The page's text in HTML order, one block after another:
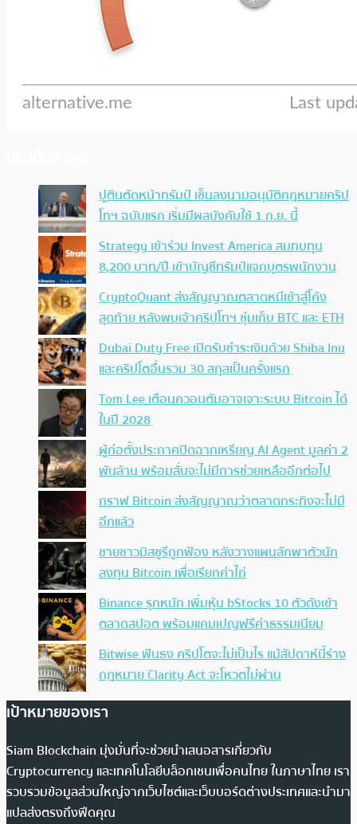
ปูตินตัดหน้าทรัมป์ เซ็นลงนามอนุมัติกฎหมายคริป
โทฯ ฉบับแรก เริ่มมีผลบังคับใช้ 1 ก.ย. นี้
Strategy เข้าร่วม Invest America สมทบทุน
8,200 บาท/ปี เข้าบัญชีทรัมป์แจกบุตรพนักงาน
CryptoQuant ส่งสัญญาณตลาดหมีเข้าสู่โค้ง
สุดท้าย หลังพบเจ้าคริปโทฯ ซุ่มเก็บ BTC และ ETH
Dubai Duty Free เปิดรับชำระเงินด้วย Shiba Inu
และคริปโตอื่นรวม 30 สกุลเป็นครั้งแรก
Tom Lee เตือนควอนตัมอาจเจาะระบบ Bitcoin ได้
ในปี 2028
ผู้ก่อตั้งประกาศปิดฉากเหรียญ AI Agent มูลค่า 2
พันล้าน พร้อมลั่นจะไม่มีการช่วยเหลืออีกต่อไป
กราฟ Bitcoin ส่งสัญญาณว่าตลาดกระทิงจะไม่มี
อีกแล้ว
ชายชาวมิสซูรีถูกฟ้อง หลังวางแผนลักพาตัวนัก
ลงทุน Bitcoin เพื่อเรียกค่าไถ่
Binance รุกหนัก เพิ่มหุ้น bStocks 10 ตัวดังเข้า
ตลาดสปอต พร้อมแคมเปญฟรีค่าธรรมเนียม
Bitwise ฟันธง คริปโตจะไม่เป็นไร แม้สัปดาห์นี้ร่าง
กฎหมาย Clarity Act จะโหวตไม่ผ่าน
เป้าหมายของเรา
Siam Blockchain มุ่งมั่นที่จะช่วยนำเสนอสารเกี่ยวกับ
Cryptocurrency และเทคโนโลยีบล็อกเชนเพื่อคนไทย ในภาษาไทย เรา
รวบรวมข้อมูลส่วนใหญ่จากเว็บไซต์และเว็บบอร์ดต่างประเทศและนำมา
แปลส่งตรงถึงฟีดคุณ